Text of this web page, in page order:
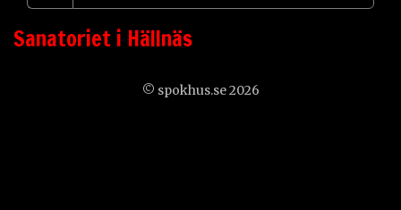
Sanatoriet i Hällnäs
© spokhus.se 2026